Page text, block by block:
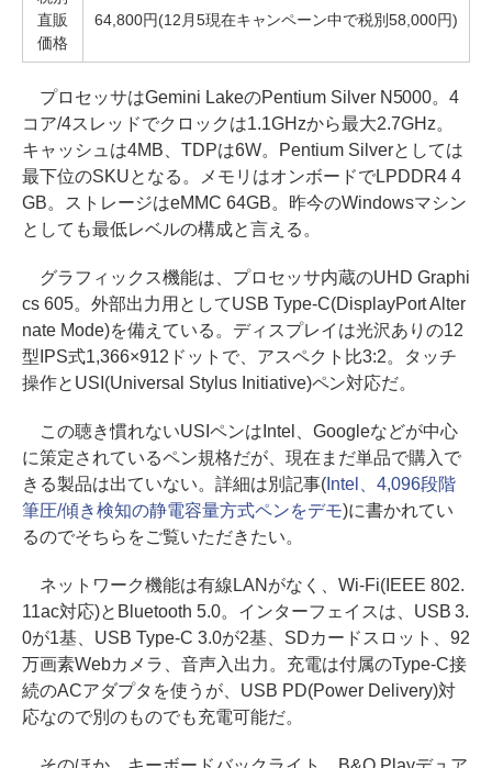
直販
価格
64,800円(12月5現在キャンペーン中で税別58,000円)
プロセッサはGemini LakeのPentium Silver N5000。4
コア/4スレッドでクロックは1.1GHzから最大2.7GHz。
キャッシュは4MB、TDPは6W。Pentium Silverとしては
最下位のSKUとなる。メモリはオンボードでLPDDR4 4
GB。ストレージはeMMC 64GB。昨今のWindowsマシン
としても最低レベルの構成と言える。
グラフィックス機能は、プロセッサ内蔵のUHD Graphi
cs 605。外部出力用としてUSB Type-C(DisplayPort Alter
nate Mode)を備えている。ディスプレイは光沢ありの12
型IPS式1,366×912ドットで、アスペクト比3:2。タッチ
操作とUSI(Universal Stylus Initiative)ペン対応だ。
この聴き慣れないUSIペンはIntel、Googleなどが中心
に策定されているペン規格だが、現在まだ単品で購入で
きる製品は出ていない。詳細は別記事(Intel、4,096段階
筆圧/傾き検知の静電容量方式ペンをデモ)に書かれてい
るのでそちらをご覧いただきたい。
ネットワーク機能は有線LANがなく、Wi-Fi(IEEE 802.
11ac対応)とBluetooth 5.0。インターフェイスは、USB 3.
0が1基、USB Type-C 3.0が2基、SDカードスロット、92
万画素Webカメラ、音声入出力。充電は付属のType-C接
続のACアダプタを使うが、USB PD(Power Delivery)対
応なので別のものでも充電可能だ。